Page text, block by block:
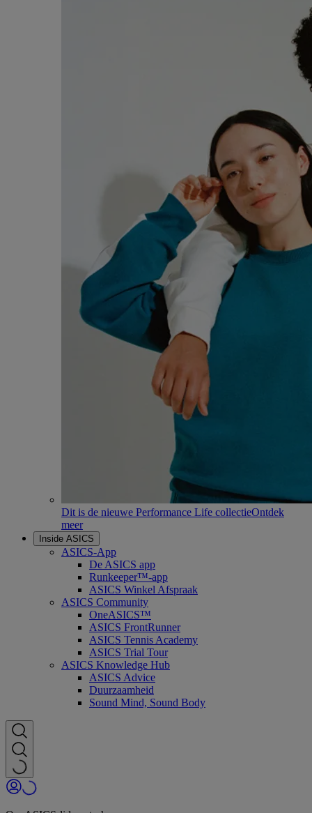
Dit is de nieuwe Performance Life collectieOntdek
meer
Inside ASICS
ASICS-App
De ASICS app
Runkeeper™-app
ASICS Winkel Afspraak
ASICS Community
OneASICS™
ASICS FrontRunner
ASICS Tennis Academy
ASICS Trial Tour
ASICS Knowledge Hub
ASICS Advice
Duurzaamheid
Sound Mind, Sound Body